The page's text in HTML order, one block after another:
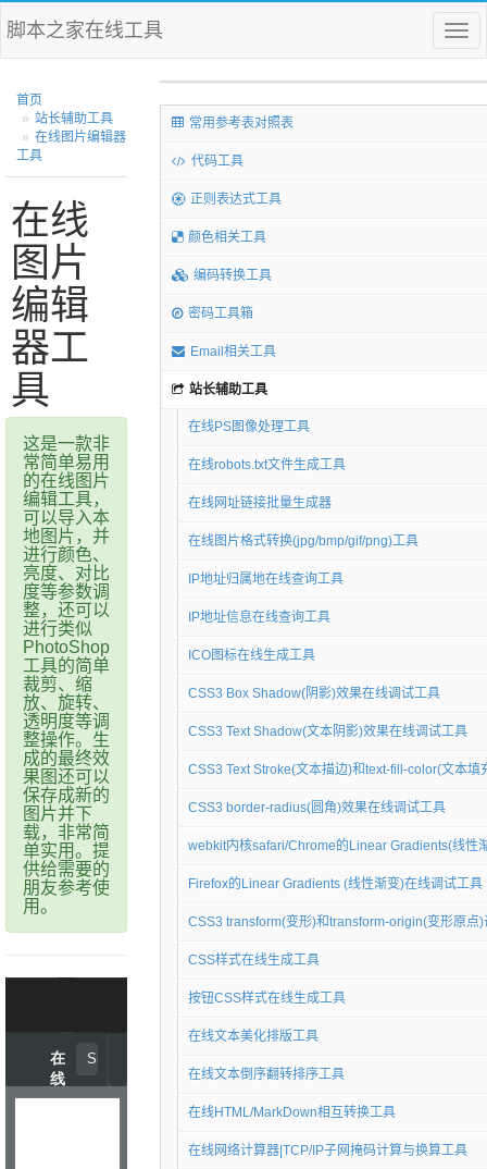
菜
单
脚本之家在线工具
常用参考表对照表
代码工具
正则表达式工具
颜色相关工具
编码转换工具
密码工具箱
Email相关工具
站长辅助工具
在线PS图像处理工具
在线robots.txt文件生成工具
在线网址链接批量生成器
在线图片格式转换(jpg/bmp/gif/png)工具
IP地址归属地在线查询工具
IP地址信息在线查询工具
ICO图标在线生成工具
CSS3 Box Shadow(阴影)效果在线调试工具
CSS3 Text Shadow(文本阴影)效果在线调试工具
CSS3 Text Stroke(文本描边)和text-fill-color(文本填
CSS3 border-radius(圆角)效果在线调试工具
webkit内核safari/Chrome的Linear Gradients(线性
Firefox的Linear Gradients (线性渐变)在线调试工具
CSS3 transform(变形)和transform-origin(变形原点)
CSS样式在线生成工具
按钮CSS样式在线生成工具
在线文本美化排版工具
在线文本倒序翻转排序工具
在线HTML/MarkDown相互转换工具
在线网络计算器|TCP/IP子网掩码计算与换算工具
首页
站长辅助工具
在线图片编辑器
工具
在线
图片
编辑
器工
具
这是一款非
常简单易用
的在线图片
编辑工具，
可以导入本
地图片，并
进行颜色、
亮度、对比
度等参数调
整，还可以
进行类似
PhotoShop
工具的简单
裁剪、缩
放、旋转、
透明度等调
整操作。生
成的最终效
果图还可以
保存成新的
图片并下
载，非常简
单实用。提
供给需要的
朋友参考使
用。